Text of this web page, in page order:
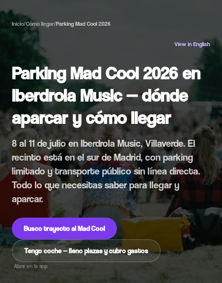
Inicio/Cómo llegar/Parking Mad Cool 2026
View in English
Parking Mad Cool 2026 en
Iberdrola Music — dónde
aparcar y cómo llegar
8 al 11 de julio en Iberdrola Music, Villaverde. El
recinto está en el sur de Madrid, con parking
limitado y transporte público sin línea directa.
Todo lo que necesitas saber para llegar y
aparcar.
Busco trayecto al Mad Cool
Tengo coche — lleno plazas y cubro gastos
Abre en la app